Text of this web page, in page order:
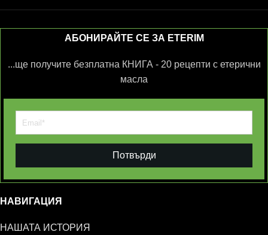
АБОНИРАЙТЕ СЕ ЗА ETERIM
...ще получите безплатна КНИГА - 20 рецепти с етерични
масла
Потвърди
НАВИГАЦИЯ
НАШАТА ИСТОРИЯ